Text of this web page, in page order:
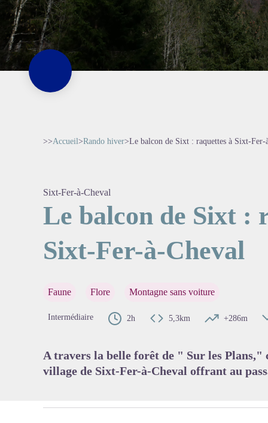
Voir
>>Accueil>Rando hiver>Le balcon de Sixt : raquettes à Sixt-Fer-
Sixt-Fer-à-Cheval
Le balcon de Sixt :
Sixt-Fer-à-Cheval
Faune Flore Montagne sans voiture
Intermédiaire 2h 5,3km +286m
A travers la belle forêt de " Sur les Plans,"
village de Sixt-Fer-à-Cheval offrant au